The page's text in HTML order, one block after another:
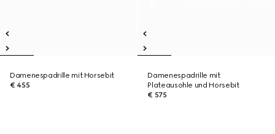
Damenespadrille mit Horsebit
€ 455
Damenespadrille mit
Plateausohle und Horsebit
€ 575